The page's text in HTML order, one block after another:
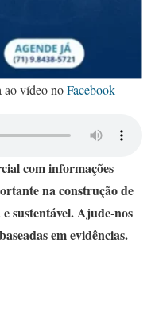
ao vídeo noFacebook
com informações
na construção de
sustentável. Ajude-nos
em evidências.